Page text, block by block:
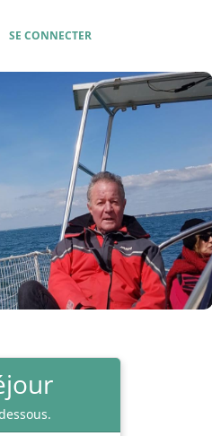
SE CONNECTER